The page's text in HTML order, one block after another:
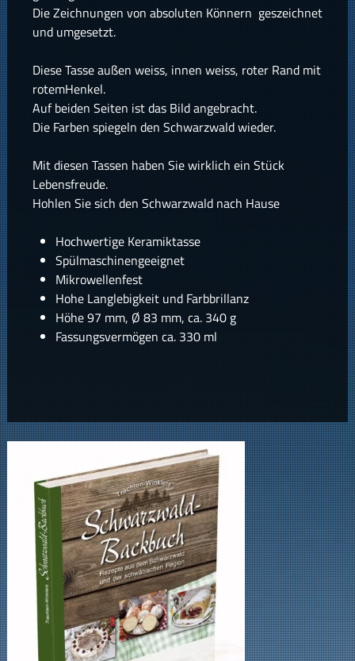
Die Zeichnungen von absoluten Könnern geszeichnet
und umgesetzt.
Diese Tasse außen weiss, innen weiss, roter Rand mit
rotemHenkel.
Auf beiden Seiten ist das Bild angebracht.
Die Farben spiegeln den Schwarzwald wieder.
Mit diesen Tassen haben Sie wirklich ein Stück
Lebensfreude.
Hohlen Sie sich den Schwarzwald nach Hause
Hochwertige Keramiktasse
Spülmaschinengeeignet
Mikrowellenfest
Hohe Langlebigkeit und Farbbrillanz
Höhe 97 mm, Ø 83 mm, ca. 340 g
Fassungsvermögen ca. 330 ml